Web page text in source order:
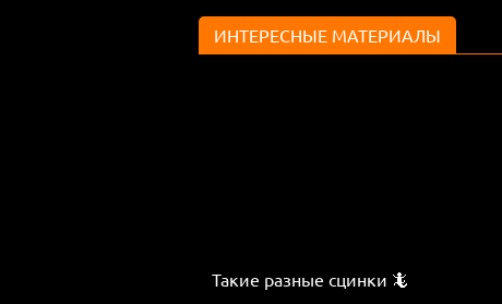
ИНТЕРЕСНЫЕ МАТЕРИАЛЫ
Такие разные сцинки 🦎